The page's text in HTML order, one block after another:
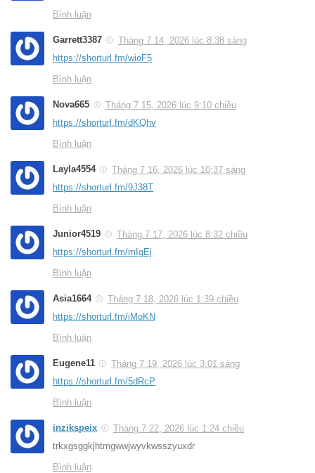
Bình luận
Garrett3387
Tháng 7 14, 2026 lúc 8:38 sáng
https://shorturl.fm/wioF5
Bình luận
Nova665
Tháng 7 15, 2026 lúc 9:10 chiều
https://shorturl.fm/dKQhv
Bình luận
Layla4554
Tháng 7 16, 2026 lúc 10:37 sáng
https://shorturl.fm/9J38T
Bình luận
Junior4519
Tháng 7 17, 2026 lúc 8:32 chiều
https://shorturl.fm/mIgEj
Bình luận
Asia1664
Tháng 7 18, 2026 lúc 1:39 chiều
https://shorturl.fm/iMoKN
Bình luận
Eugene11
Tháng 7 19, 2026 lúc 3:01 sáng
https://shorturl.fm/5dRcP
Bình luận
inzikspeix
Tháng 7 22, 2026 lúc 1:24 chiều
trkxgsggkjhtmgwwjwyvkwsszyuxdr
Bình luận